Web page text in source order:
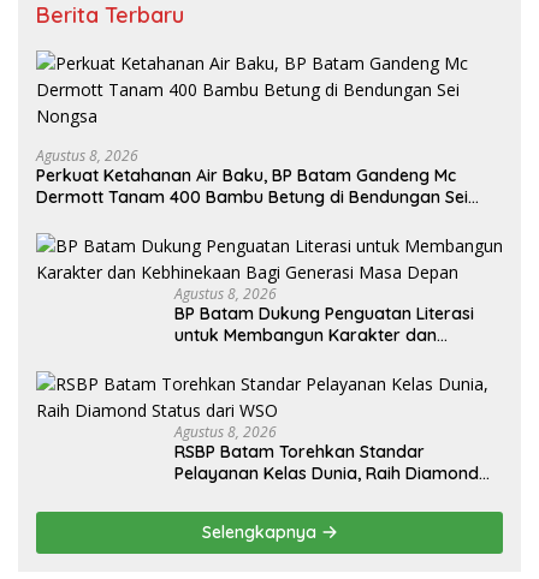
Berita Terbaru
Agustus 8, 2026
Perkuat Ketahanan Air Baku, BP Batam Gandeng Mc
Dermott Tanam 400 Bambu Betung di Bendungan Sei
Agustus 8, 2026
BP Batam Dukung Penguatan Literasi
untuk Membangun Karakter dan
Agustus 8, 2026
RSBP Batam Torehkan Standar
Pelayanan Kelas Dunia, Raih Diamond
Selengkapnya